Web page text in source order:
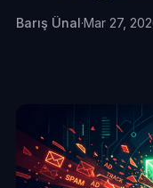
Barış Ünal·Mar 27,